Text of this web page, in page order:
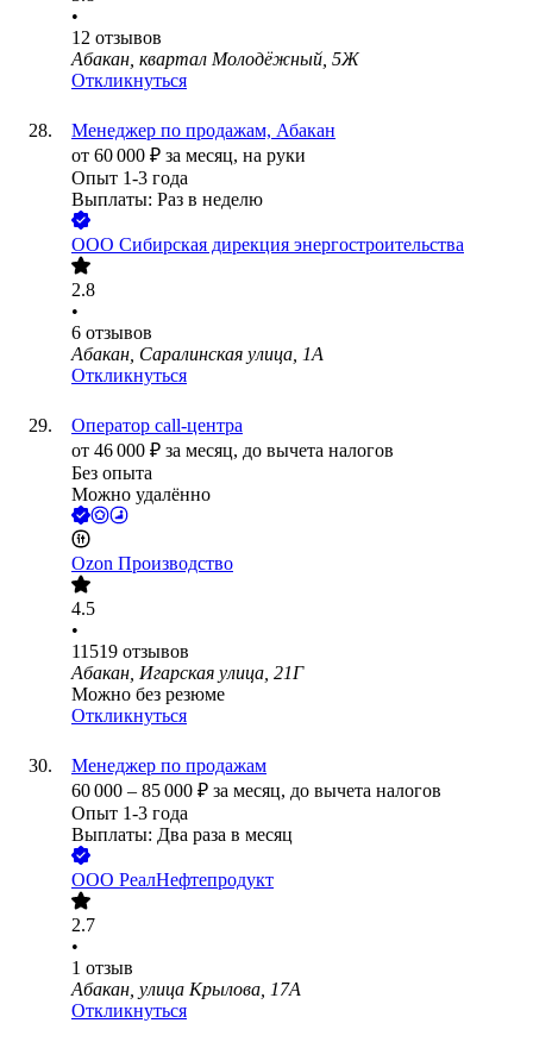
•
12 отзывов
Абакан, квартал Молодёжный, 5Ж
Откликнуться
Менеджер по продажам, Абакан
от 60 000 ₽ за месяц, на руки
Опыт 1-3 года
Выплаты: Раз в неделю
ООО Сибирская дирекция энергостроительства
2.8
•
6 отзывов
Абакан, Саралинская улица, 1А
Откликнуться
Оператор call-центра
от 46 000 ₽ за месяц, до вычета налогов
Без опыта
Можно удалённо
Ozon Производство
4.5
•
11519 отзывов
Абакан, Игарская улица, 21Г
Можно без резюме
Откликнуться
Менеджер по продажам
60 000 – 85 000 ₽ за месяц, до вычета налогов
Опыт 1-3 года
Выплаты: Два раза в месяц
ООО РеалНефтепродукт
2.7
•
1 отзыв
Абакан, улица Крылова, 17А
Откликнуться